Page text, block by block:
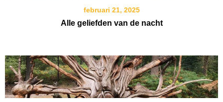
februari 21, 2025
Alle geliefden van de nacht